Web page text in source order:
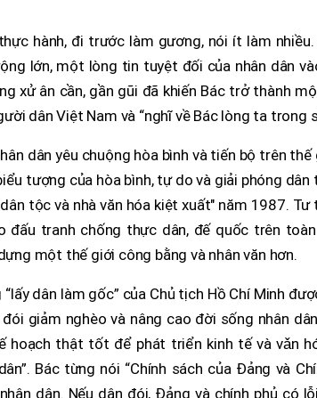
hành, đi trước làm gương, nói ít làm
lớn, một lòng tin tuyệt đối của nhân dân
xử ân cần, gần gũi đã khiến Bác trở thành
dân Việt Nam và “nghĩ về Bác lòng ta trong
dân yêu chuộng hòa bình và tiến bộ trên
tượng của hòa bình, tự do và giải phóng dân
tộc và nhà văn hóa kiệt xuất" năm 1987.
đấu tranh chống thực dân, đế quốc trên
một thế giới công bằng và nhân văn hơn.
dân làm gốc” của Chủ tịch Hồ Chí Minh
giảm nghèo và nâng cao đời sống nhân
hoạch thật tốt để phát triển kinh tế và vǎn
Bác từng nói “Chính sách của Đảng và
dân. Nếu dân đói, Đảng và chính phủ có